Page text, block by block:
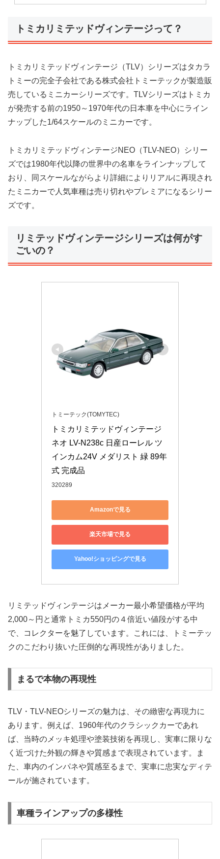
トミカリミテッドヴィンテージって？
トミカリミテッドヴィンテージ（TLV）シリーズはタカラ
トミーの完全子会社である株式会社トミーテックが製造販
売しているミニカーシリーズです。TLVシリーズはトミカ
が発売する前の1950～1970年代の日本車を中心にライン
ナップした1/64スケールのミニカーです。
トミカリミテッドヴィンテージNEO（TLV-NEO）シリー
ズでは1980年代以降の世界中の名車をラインナップして
おり、同スケールながらより詳細によりリアルに再現され
たミニカーで人気車種は売り切れやプレミアになるシリー
ズです。
リミテッドヴィンテージシリーズは何がす
ごいの？
トミーテック(TOMYTEC)
トミカリミテッドヴィンテージ
ネオ LV-N238c 日産ローレル ツ
インカム24V メダリスト 緑 89年
式 完成品
320289
Amazonで見る
楽天市場で見る
Yahoo!ショッピングで見る
リミテッドヴィンテージはメーカー最小希望価格が平均
2,000～円と通常トミカ550円の４倍近い値段がする中
で、コレクターを魅了しています。これには、トミーテッ
クのこだわり抜いた圧倒的な再現性がありました。
まるで本物の再現性
TLV・TLV-NEOシリーズの魅力は、その緻密な再現力に
あります。例えば、1960年代のクラシックカーであれ
ば、当時のメッキ処理や塗装技術を再現し、実車に限りな
く近づけた外観の輝きや質感まで表現されています。ま
た、車内のインパネや質感至るまで、実車に忠実なディテ
ールが施されています。
車種ラインアップの多様性